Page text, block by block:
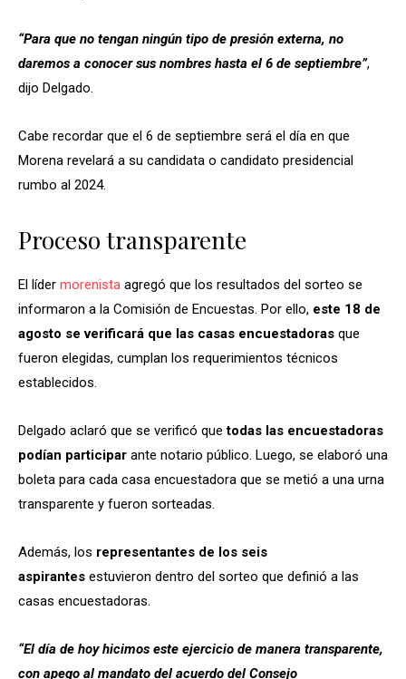
“Para que no tengan ningún tipo de presión externa, no
daremos a conocer sus nombres hasta el 6 de septiembre”,
dijo Delgado.
Cabe recordar que el 6 de septiembre será el día en que
Morena revelará a su candidata o candidato presidencial
rumbo al 2024.
Proceso transparente
El líder morenista agregó que los resultados del sorteo se
informaron a la Comisión de Encuestas. Por ello, este 18 de
agosto se verificará que las casas encuestadoras que
fueron elegidas, cumplan los requerimientos técnicos
establecidos.
Delgado aclaró que se verificó que todas las encuestadoras
podían participar ante notario público. Luego, se elaboró una
boleta para cada casa encuestadora que se metió a una urna
transparente y fueron sorteadas.
Además, los representantes de los seis
aspirantes estuvieron dentro del sorteo que definió a las
casas encuestadoras.
“El día de hoy hicimos este ejercicio de manera transparente,
con apego al mandato del acuerdo del Consejo